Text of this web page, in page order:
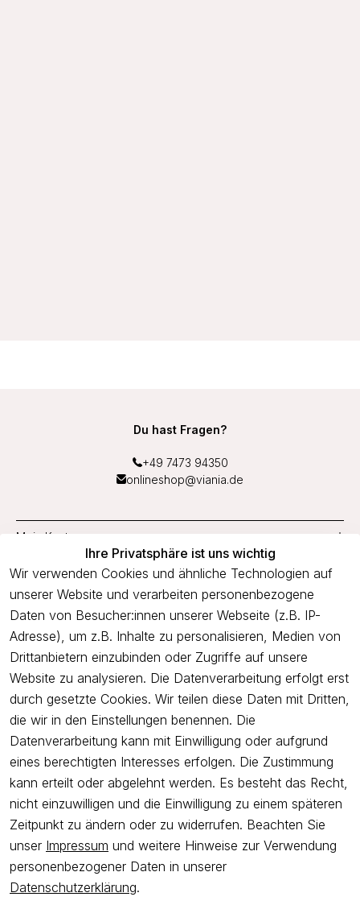
Ihre Privatsphäre ist uns wichtig
Wir verwenden Cookies und ähnliche Technologien auf
unserer Website und verarbeiten personenbezogene
Daten von Besucher:innen unserer Webseite (z.B. IP-
Adresse), um z.B. Inhalte zu personalisieren, Medien von
Drittanbietern einzubinden oder Zugriffe auf unsere
Website zu analysieren. Die Datenverarbeitung erfolgt erst
durch gesetzte Cookies. Wir teilen diese Daten mit Dritten,
die wir in den Einstellungen benennen. Die
Datenverarbeitung kann mit Einwilligung oder aufgrund
eines berechtigten Interesses erfolgen. Die Zustimmung
kann erteilt oder abgelehnt werden. Es besteht das Recht,
nicht einzuwilligen und die Einwilligung zu einem späteren
Zeitpunkt zu ändern oder zu widerrufen. Beachten Sie
unser Impressum und weitere Hinweise zur Verwendung
personenbezogener Daten in unserer
Datenschutzerklärung.
Du hast Fragen?
+49 7473 94350
onlineshop@viania.de
Mein Konto
Service
Unternehmen
Newsletter
Freue dich über 5€ Rabatt bei deiner nächsten Bestellung und
profitiere von Angeboten.
Newsletter abonnieren
Ich bestätige hiermit, dass ich die Datenschutzerklärung
gelesen
habe. Ich kann meine Einwilligung jederzeit widerrufen.
Datenschutzerklärung